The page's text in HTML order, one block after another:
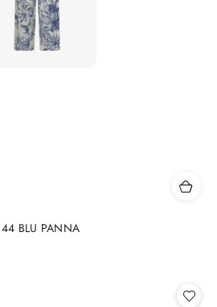
BLU PANNA